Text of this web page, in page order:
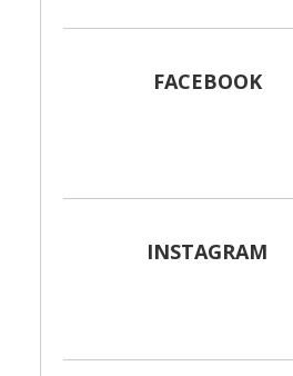
FACEBOOK
INSTAGRAM